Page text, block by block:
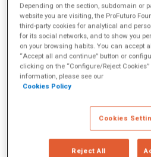
maximizar el impacto
Durante el evento, se destacaron
Global Skills Academy, el
Global Learning House y la
cuales han empoderado a
Subdirectora General de
asociación es el nuevo liderazgo»,
esencia colaborativa de la coalición.
Depending on the section, subdomain or
website you are visiting, the ProFuturo
third-party cookies for analytical and
for its social networks, and to show you
on your browsing habits. You can accept
“Accept all and continue” button or
clicking on the “Configure/Reject
information, please see our
Cookies Policy
Cookies
Reject All